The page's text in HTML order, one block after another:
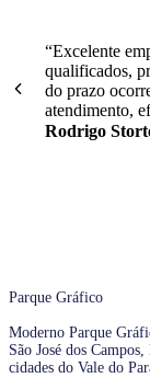
“Excelente
qualificados,
do prazo
atendimento,
Rodrigo
Parque Gráfico
Moderno Parque
São José dos
cidades do Vale do